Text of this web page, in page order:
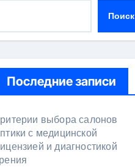
Поиск
Последние записи
выбора салонов
с медицинской
и диагностикой